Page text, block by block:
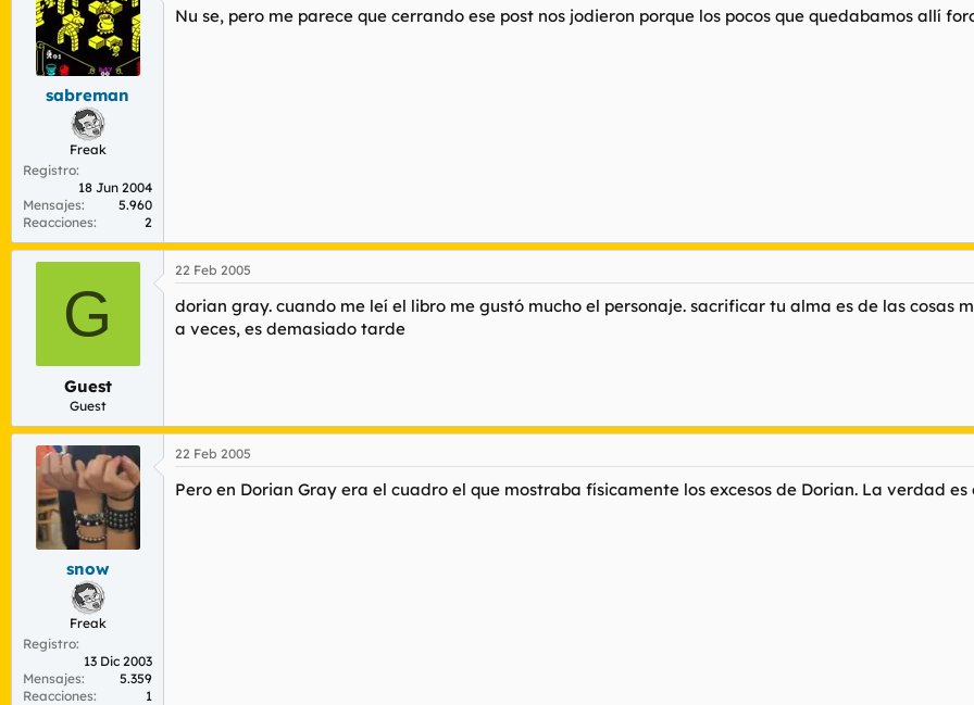
sabreman
Freak
Registro
18 Jun 2004
Mensajes
5.960
Reacciones
2
Nu se, pero me parece que cerrando ese post nos jodieron porque los pocos que quedabamos allí
G
Guest
Guest
22 Feb 2005
dorian gray. cuando me leí el libro me gustó mucho el personaje. sacrificar tu alma es de las cosas
a veces, es demasiado tarde
snow
Freak
Registro
13 Dic 2003
Mensajes
5.359
Reacciones
1
22 Feb 2005
Pero en Dorian Gray era el cuadro el que mostraba físicamente los excesos de Dorian. La verdad es